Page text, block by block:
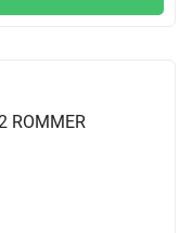
ROMMER